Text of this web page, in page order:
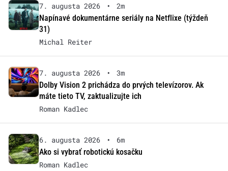
7. augusta 2026 •
2m
Napínavé dokumentárne seriály na Netflixe (týždeň
31)
Michal Reiter
7. augusta 2026 •
3m
Dolby Vision 2 prichádza do prvých televízorov. Ak
máte tieto TV, zaktualizujte ich
Roman Kadlec
6. augusta 2026 •
6m
Ako si vybrať robotickú kosačku
Roman Kadlec